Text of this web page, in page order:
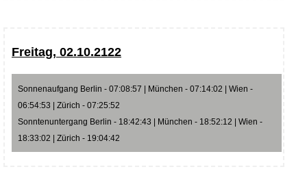
Freitag, 02.10.2122
Sonnenaufgang Berlin - 07:08:57 | München - 07:14:02 | Wien -
06:54:53 | Zürich - 07:25:52
Sonntenuntergang Berlin - 18:42:43 | München - 18:52:12 | Wien -
18:33:02 | Zürich - 19:04:42